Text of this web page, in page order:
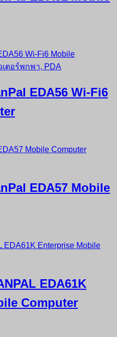
EDA56 Wi-Fi6
EDA57 Mobile
EDA61K
Computer